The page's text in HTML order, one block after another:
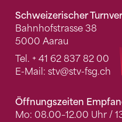
Schweizerischer
Bahnhofstrasse 38
5000 Aarau
Tel. + 41 62 837 82 00
E-Mail: stv@stv-fsg.ch
Öffnungszeiten
Mo: 08.00–12.00 Uhr /